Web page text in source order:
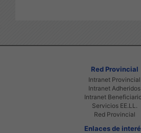
Red Provincial
Intranet Provincial
Intranet Adheridos
Intranet
Servicios EE.LL.
Red Provincial
Enlaces de